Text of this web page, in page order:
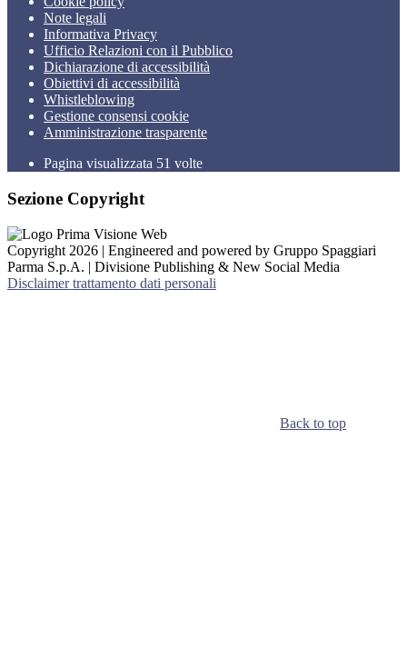
Note legali
Informativa Privacy
Ufficio Relazioni con il Pubblico
Dichiarazione di accessibilità
Obiettivi di accessibilità
Whistleblowing
Gestione consensi cookie
Amministrazione trasparente
Pagina visualizzata 51 volte
Sezione Copyright
Copyright 2026 | Engineered and powered by Gruppo Spaggiari
Parma S.p.A. | Divisione Publishing & New Social Media
Disclaimer trattamento dati personali
Back to top